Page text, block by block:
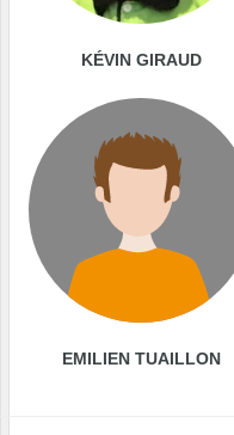
KÉVIN GIRAUD
EMILIEN TUAILLON